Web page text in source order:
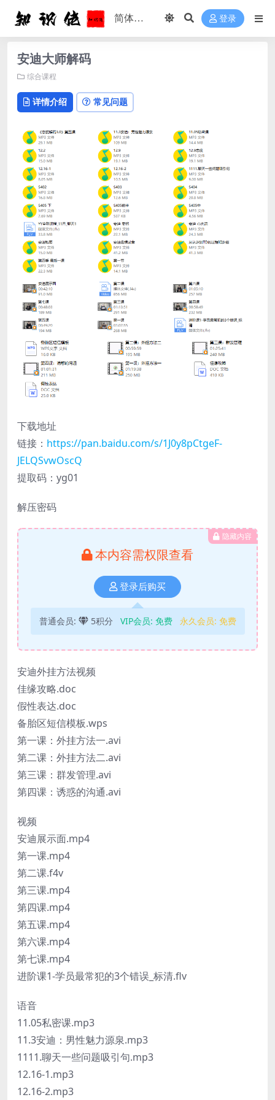
登录
安迪大师解码
综合课程
详情介绍 常见问题
下载地址
链接： https://pan.baidu.com/s/1J0y8pCtgeF-
JELQSvwOscQ
提取码：yg01
解压密码
隐藏内容
本内容需权限查看
登录后购买
普通会员: 5积分 VIP会员: 免费 永久会员: 免费
安迪外挂方法视频
佳缘攻略.doc
假性表达.doc
备胎区短信模板.wps
第一课：外挂方法一.avi
第二课：外挂方法二.avi
第三课：群发管理.avi
第四课：诱惑的沟通.avi
视频
安迪展示面.mp4
第一课.mp4
第二课.f4v
第三课.mp4
第四课.mp4
第五课.mp4
第六课.mp4
第七课.mp4
进阶课1-学员最常犯的3个错误_标清.flv
语音
11.05私密课.mp3
11.3安迪：男性魅力源泉.mp3
1111.聊天一些问题吸引句.mp3
12.16-1.mp3
12.16-2.mp3